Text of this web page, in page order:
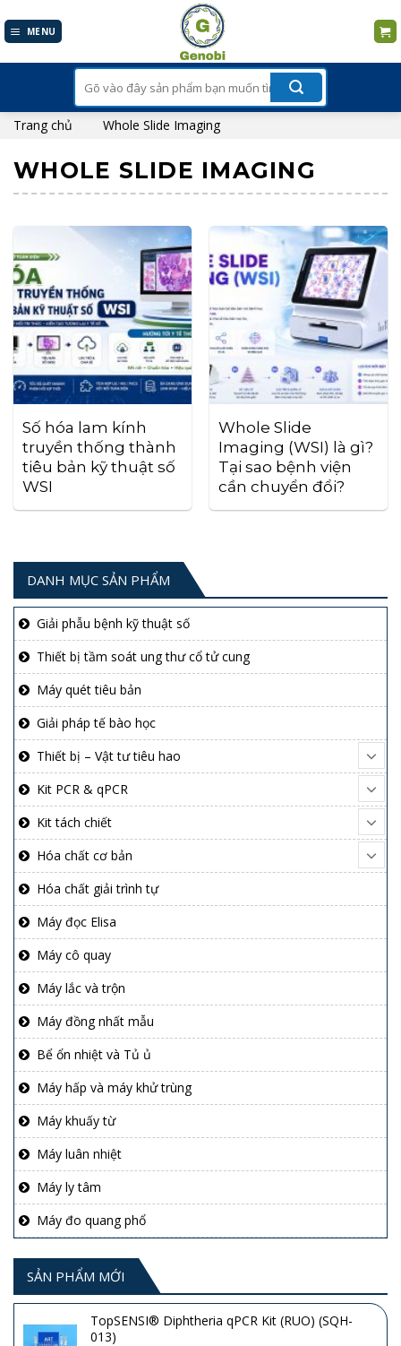
to
MENU
kiếm:
Trang chủ Whole Slide Imaging
WHOLE SLIDE IMAGING
Số hóa lam kính
truyền thống thành
tiêu bản kỹ thuật số
WSI
Whole Slide
Imaging (WSI) là gì?
Tại sao bệnh viện
cần chuyển đổi?
DANH MỤC SẢN PHẨM
Giải phẫu bệnh kỹ thuật số
Thiết bị tầm soát ung thư cổ tử cung
Máy quét tiêu bản
Giải pháp tế bào học
Thiết bị – Vật tư tiêu hao
Kit PCR & qPCR
Kit tách chiết
Hóa chất cơ bản
Hóa chất giải trình tự
Máy đọc Elisa
Máy cô quay
Máy lắc và trộn
Máy đồng nhất mẫu
Bể ổn nhiệt và Tủ ủ
Máy hấp và máy khử trùng
Máy khuấy từ
Máy luân nhiệt
Máy ly tâm
Máy đo quang phổ
SẢN PHẨM MỚI
TopSENSI® Diphtheria qPCR Kit (RUO) (SQH-
013)